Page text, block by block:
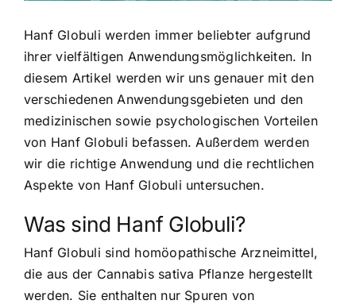
Hanf Globuli werden immer beliebter aufgrund
ihrer vielfältigen Anwendungsmöglichkeiten. In
diesem Artikel werden wir uns genauer mit den
verschiedenen Anwendungsgebieten und den
medizinischen sowie psychologischen Vorteilen
von Hanf Globuli befassen. Außerdem werden
wir die richtige Anwendung und die rechtlichen
Aspekte von Hanf Globuli untersuchen.
Was sind Hanf Globuli?
Hanf Globuli sind homöopathische Arzneimittel,
die aus der Cannabis sativa Pflanze hergestellt
werden. Sie enthalten nur Spuren von